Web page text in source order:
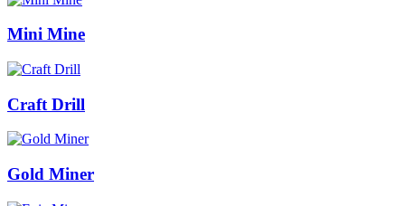
Mini Mine
Craft Drill
Gold Miner